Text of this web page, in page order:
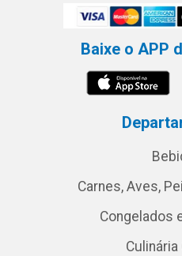
Baixe o APP
Carnes, Aves,
Congelados
Culinária